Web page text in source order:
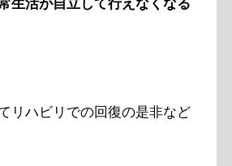
生活が自立して行えなくなる
リハビリでの回復の是非など